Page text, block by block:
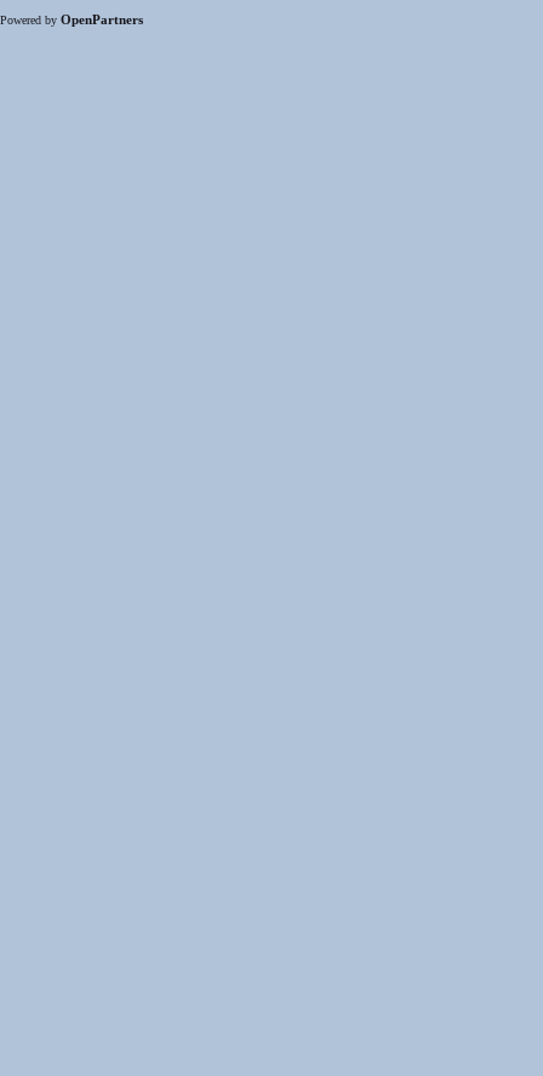
Powered by OpenPartners